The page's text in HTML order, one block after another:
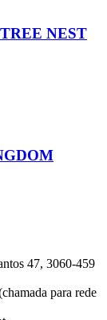
NEST
47, 3060-459
para rede